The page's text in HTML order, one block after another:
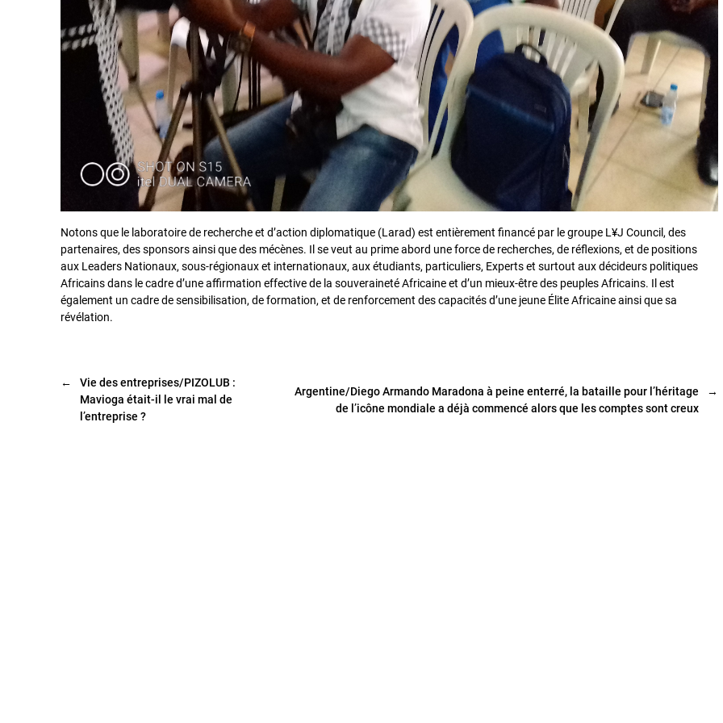
Notons que le laboratoire de recherche et d’action diplomatique (Larad) est entièrement financé par le groupe L¥J Council, des
partenaires, des sponsors ainsi que des mécènes. Il se veut au prime abord une force de recherches, de réflexions, et de positions
aux Leaders Nationaux, sous-régionaux et internationaux, aux étudiants, particuliers, Experts et surtout aux décideurs politiques
Africains dans le cadre d’une affirmation effective de la souveraineté Africaine et d’un mieux-être des peuples Africains. Il est
également un cadre de sensibilisation, de formation, et de renforcement des capacités d’une jeune Élite Africaine ainsi que sa
révélation.
←
Vie des entreprises/PIZOLUB :
Mavioga était-il le vrai mal de
l’entreprise ?
→
Argentine/Diego Armando Maradona à peine enterré, la bataille pour l’héritage
de l’icône mondiale a déjà commencé alors que les comptes sont creux